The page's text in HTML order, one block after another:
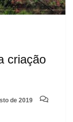
criação
de 2019